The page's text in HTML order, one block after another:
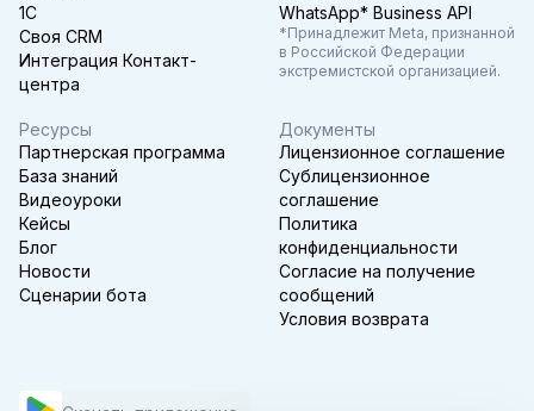
1C
Своя CRM
Интеграция Контакт-
центра
WhatsApp* Business API
*Принадлежит Meta, признанной
в Российской Федерации
экстремистской организацией.
Ресурсы
Партнерская программа
База знаний
Видеоуроки
Кейсы
Блог
Новости
Сценарии бота
Документы
Лицензионное соглашение
Сублицензионное
соглашение
Политика
конфиденциальности
Согласие на получение
сообщений
Условия возврата